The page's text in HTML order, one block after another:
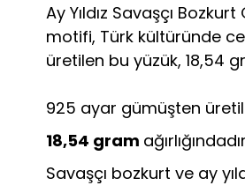
Ay Yıldız Savaşçı
motifi, Türk kültüründe
üretilen bu yüzük, 18,54
925 ayar gümüşten
18,54 gram
Savaşçı bozkurt ve ay